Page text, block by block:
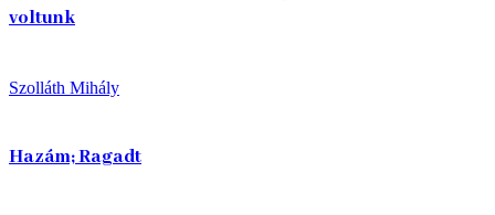
voltunk
Szolláth Mihály
Hazám; Ragadt